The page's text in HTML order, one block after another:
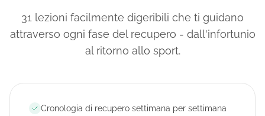
31 lezioni facilmente digeribili che ti guidano
attraverso ogni fase del recupero - dall'infortunio
al ritorno allo sport.
Cronologia di recupero settimana per settimana